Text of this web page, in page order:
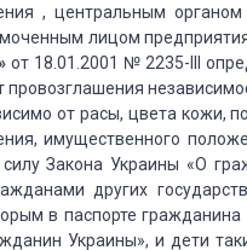
, центральным органом
лицом
от 18.01.2001 № 2235-III
от расы, цвета кожи,
имущественного
Закона Украины «О
других
в паспорте
Украины», и дети